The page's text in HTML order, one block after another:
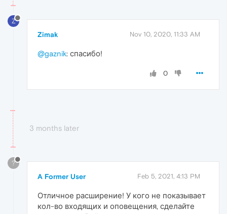
Z
Zimak Nov 10, 2020, 11:33 AM
@gaznik: спасибо!
0
3 months later
?
A Former User Feb 5, 2021, 4:13 PM
Отличное расширение! У кого не показывает
кол-во входящих и оповещения, сделайте